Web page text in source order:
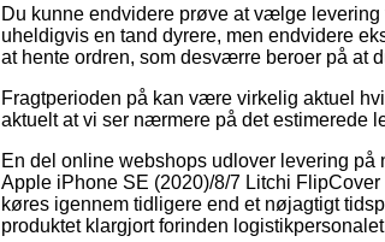
Du kunne endvidere prøve at vælge
uheldigvis en tand dyrere, men endvidere
at hente ordren, som desværre beroer på at
Fragtperioden på kan være virkelig aktuel
aktuelt at vi ser nærmere på det estimerede
En del online webshops udlover levering
Apple iPhone SE (2020)/8/7 Litchi
køres igennem tidligere end et nøjagtigt
produktet klargjort forinden